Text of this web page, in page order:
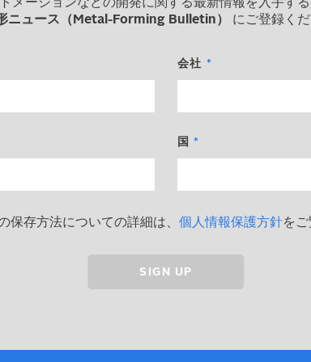
メーションなどの開発に関する最新情報を入手する
ニュース（Metal-Forming Bulletin）
にご登録くだ
会社
国
保存方法についての詳細は、 個人情報保護方針をご